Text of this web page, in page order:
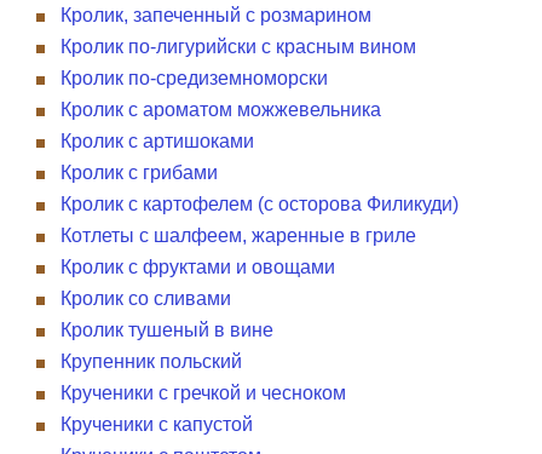
Кролик, запеченный с розмарином
Кролик по-лигурийски с красным вином
Кролик по-средиземноморски
Кролик с ароматом можжевельника
Кролик с артишоками
Кролик с грибами
Кролик с картофелем (с осторова Филикуди)
Котлеты с шалфеем, жаренные в гриле
Кролик с фруктами и овощами
Кролик со сливами
Кролик тушеный в вине
Крупенник польский
Крученики с гречкой и чесноком
Крученики с капустой